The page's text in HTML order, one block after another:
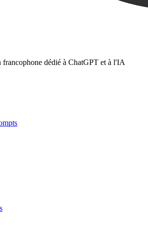
dédié à ChatGPT et à l'IA